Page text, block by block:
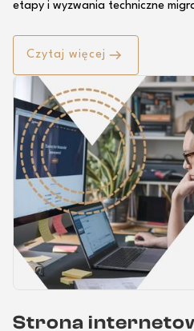
etapy i wyzwania techniczne
korzyści, które czekają po migracji.
Czytaj więcej
Strona